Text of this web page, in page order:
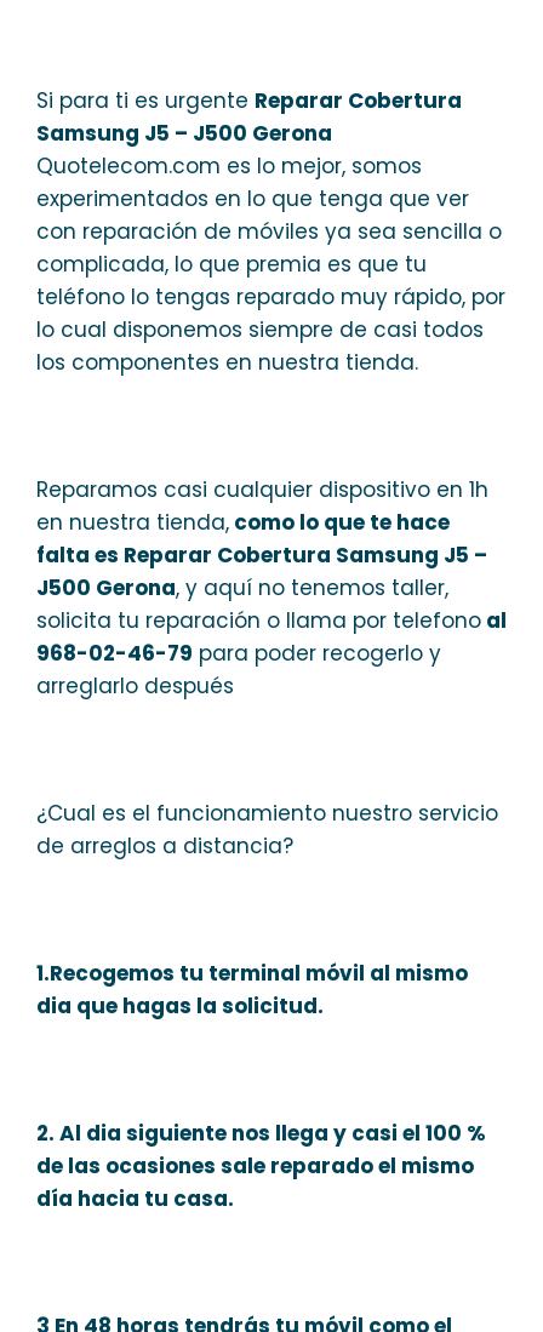
Si para ti es urgente Reparar Cobertura
Samsung J5 – J500 Gerona
Quotelecom.com es lo mejor, somos
experimentados en lo que tenga que ver
con reparación de móviles ya sea sencilla o
complicada, lo que premia es que tu
teléfono lo tengas reparado muy rápido, por
lo cual disponemos siempre de casi todos
los componentes en nuestra tienda.
Reparamos casi cualquier dispositivo en 1h
en nuestra tienda, como lo que te hace
falta es Reparar Cobertura Samsung J5 –
J500 Gerona, y aquí no tenemos taller,
solicita tu reparación o llama por telefono al
968-02-46-79 para poder recogerlo y
arreglarlo después
¿Cual es el funcionamiento nuestro servicio
de arreglos a distancia?
1.Recogemos tu terminal móvil al mismo
dia que hagas la solicitud.
2. Al dia siguiente nos llega y casi el 100 %
de las ocasiones sale reparado el mismo
día hacia tu casa.
3 En 48 horas tendrás tu móvil como el